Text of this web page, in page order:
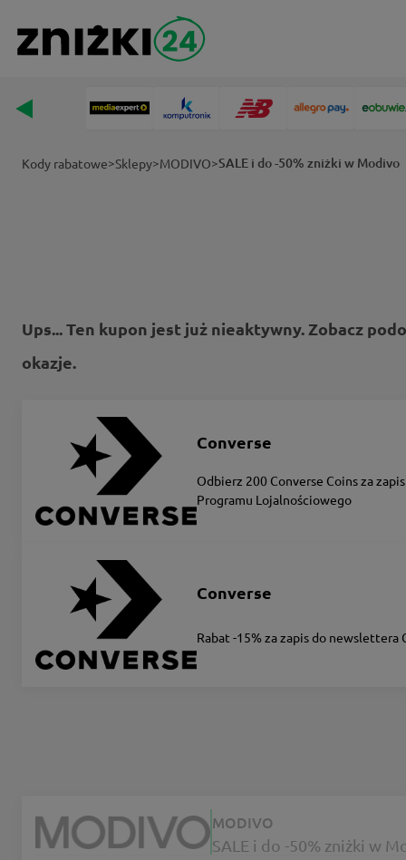
Kody rabatowe>Sklepy>MODIVO>SALE i do -50% zniżki w Modivo
Ups... Ten kupon jest już nieaktywny. Zobacz
okazje.
Converse
Odbierz 200 Converse Coins za
Programu Lojalnościowego
Converse
Rabat -15% za zapis do newslettera
MODIVO
SALE i do -50% zniżki w